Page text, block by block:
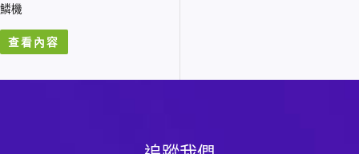
鱗機
查看內容